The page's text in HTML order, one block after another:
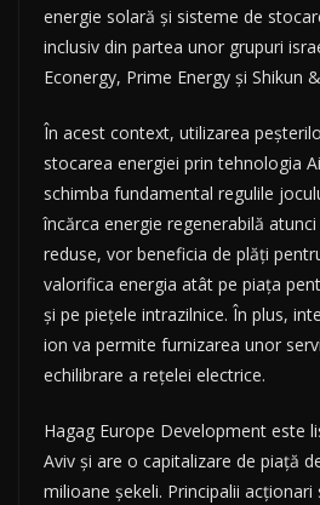
energie solară şi sisteme de
inclusiv din partea unor grupuri
Econergy, Prime Energy şi Shikun
În acest context, utilizarea
stocarea energiei prin tehnologia
schimba fundamental regulile
încărca energie regenerabilă
reduse, vor beneficia de plăţi
valorifica energia atât pe piaţa
şi pe pieţele intrazilnice. În plus,
ion va permite furnizarea unor
echilibrare a reţelei electrice.
Hagag Europe Development este
Aviv şi are o capitalizare de piaţă
milioane şekeli. Principalii acţionari